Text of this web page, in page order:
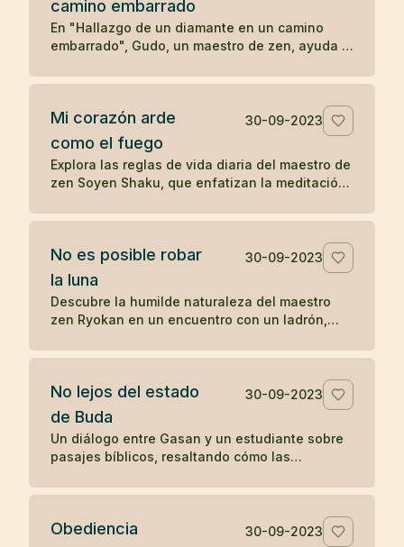
serenidad y la aceptación en las enseñanzas
Zen.
camino embarrado
En "Hallazgo de un diamante en un camino
embarrado", Gudo, un maestro de zen, ayuda a
consecuencias de su comportamiento
reflexión, el hombre decide seguir a Gudo y
transformar su vida, eventualmente
convirtiéndose en Mu-nan, un reconocido
maestro de zen, ilustrando cómo una
interacción significativa puede cambiar el
Mi corazón arde
como el fuego
30-09-2023
Explora las reglas de vida diaria del maestro de
zen Soyen Shaku, que enfatizan la meditación,
equilibrio entre el coraje y la ternura, guiando
No es posible robar
la luna
30-09-2023
Descubre la humilde naturaleza del maestro
zen Ryokan en un encuentro con un ladrón,
apreciación de las bellezas invaluables de la
No lejos del estado
de Buda
30-09-2023
Un diálogo entre Gasan y un estudiante sobre
pasajes bíblicos, resaltando cómo las
resonaron con la perspectiva budista de Gasan
presente.
Obediencia
30-09-2023